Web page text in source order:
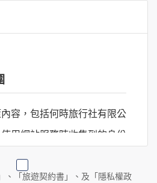
容，包括何時旅行社有限公
用網站服務時收集到的身份
、「旅遊契約書」、及「隱私權政